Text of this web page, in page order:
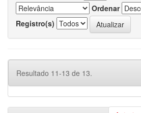
Ordenar
Registro(s)
Resultado 11-13 de 13.